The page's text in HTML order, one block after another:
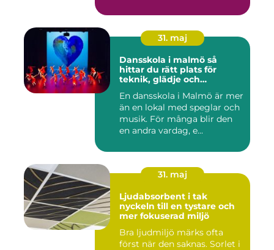
31. maj
Dansskola i malmö så
hittar du rätt plats för
teknik, glädje och
En dansskola i Malmö är mer
än en lokal med speglar och
musik. För många blir den
en andra vardag, e...
31. maj
Ljudabsorbent i tak
nyckeln till en tystare och
mer fokuserad miljö
Bra ljudmiljö märks ofta
först när den saknas. Sorlet i